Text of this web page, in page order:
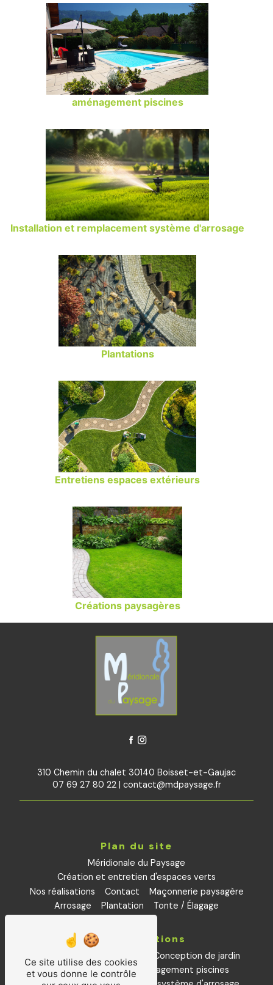
aménagement piscines
Installation et remplacement système d'arrosage
Plantations
Entretiens espaces extérieurs
Créations paysagères
310 Chemin du chalet 30140 Boisset-et-Gaujac
07 69 27 80 22| contact@mdpaysage.fr
Plan du site
Méridionale du Paysage
Création et entretien d'espaces verts
Nos réalisations
Contact
Maçonnerie paysagère
Arrosage
Plantation Tonte / Élagage
Nos prestations
Conception de jardin
Petite maçonnerie
aménagement piscines
Ce site utilise des cookies
et vous donne le contrôle